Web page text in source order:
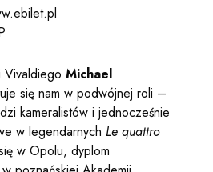
Vivaldiego Michael
się nam w podwójnej roli –
kameralistów i jednocześnie
w legendarnych Le quattro
w Opolu, dyplom